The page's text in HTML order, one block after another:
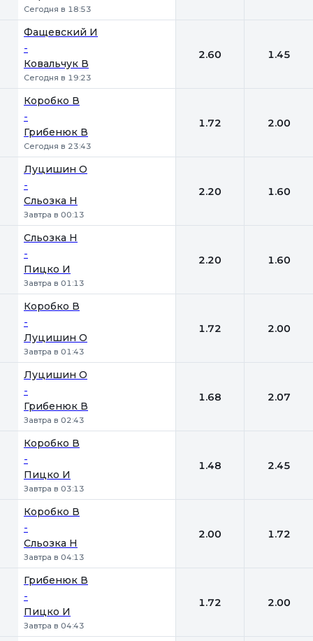
Сегодня в 18:53
Фащевский И
-
Ковальчук В
Сегодня в 19:23
2.60 1.45
Коробко В
-
Грибенюк В
Сегодня в 23:43
1.72 2.00
Луцишин О
-
Сльозка Н
Завтра в 00:13
2.20 1.60
Сльозка Н
-
Пицко И
Завтра в 01:13
2.20 1.60
Коробко В
-
Луцишин О
Завтра в 01:43
1.72 2.00
Луцишин О
-
Грибенюк В
Завтра в 02:43
1.68 2.07
Коробко В
-
Пицко И
Завтра в 03:13
1.48 2.45
Коробко В
-
Сльозка Н
Завтра в 04:13
2.00 1.72
Грибенюк В
-
Пицко И
Завтра в 04:43
1.72 2.00